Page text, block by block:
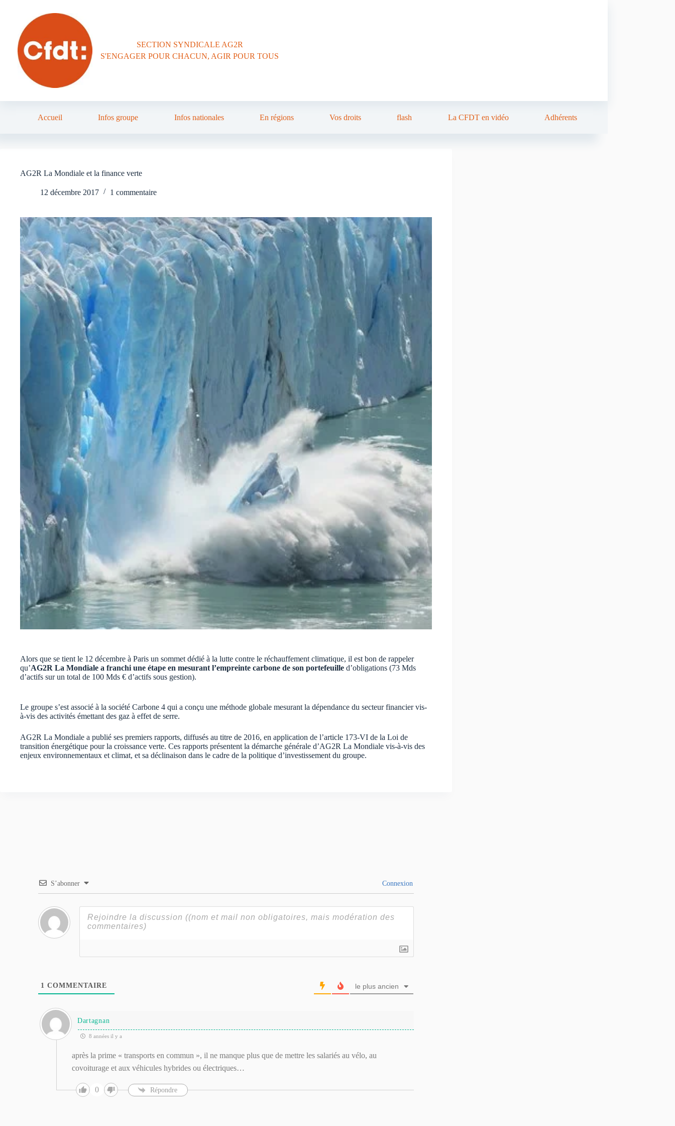
SECTION SYNDICALE AG2R
S'ENGAGER POUR CHACUN, AGIR POUR TOUS
Accueil Infos groupe Infos nationales En régions Vos droits flash La CFDT en vidéo Adhérents
AG2R La Mondiale et la finance verte
12 décembre 2017 1 commentaire
Alors que se tient le 12 décembre à Paris un sommet dédié à la lutte contre le réchauffement climatique, il est bon de rappeler
qu’AG2R La Mondiale a franchi une étape en mesurant l’empreinte carbone de son portefeuille d’obligations (73 Mds
d’actifs sur un total de 100 Mds € d’actifs sous gestion).
Le groupe s’est associé à la société Carbone 4 qui a conçu une méthode globale mesurant la dépendance du secteur financier vis-
à-vis des activités émettant des gaz à effet de serre.
AG2R La Mondiale a publié ses premiers rapports, diffusés au titre de 2016, en application de l’article 173-VI de la Loi de
transition énergétique pour la croissance verte. Ces rapports présentent la démarche générale d’AG2R La Mondiale vis-à-vis des
enjeux environnementaux et climat, et sa déclinaison dans le cadre de la politique d’investissement du groupe.
S’abonner Connexion
1 COMMENTAIRE le plus ancien
Dartagnan
8 années il y a
après la prime « transports en commun », il ne manque plus que de mettre les salariés au vélo, au
covoiturage et aux véhicules hybrides ou électriques…
0 Répondre